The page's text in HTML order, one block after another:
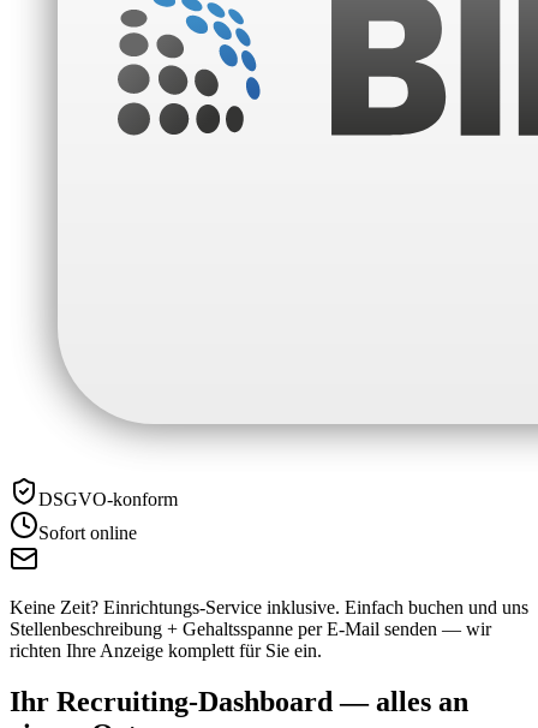
DSGVO-konform
Sofort online
Keine Zeit? Einrichtungs-Service inklusive. Einfach buchen und uns
Stellenbeschreibung + Gehaltsspanne per E-Mail senden — wir
richten Ihre Anzeige komplett für Sie ein.
Ihr Recruiting-Dashboard — alles an